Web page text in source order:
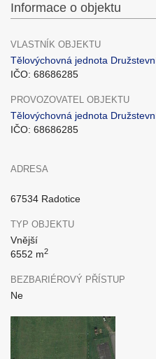
Informace o objektu
VLASTNÍK OBJEKTU
Tělovýchovná jednota
IČO: 68686285
PROVOZOVATEL OBJEKTU
Tělovýchovná jednota
IČO: 68686285
ADRESA
67534 Radotice
TYP OBJEKTU
Vnější
6552 m2
BEZBARIÉROVÝ PŘÍSTUP
Ne